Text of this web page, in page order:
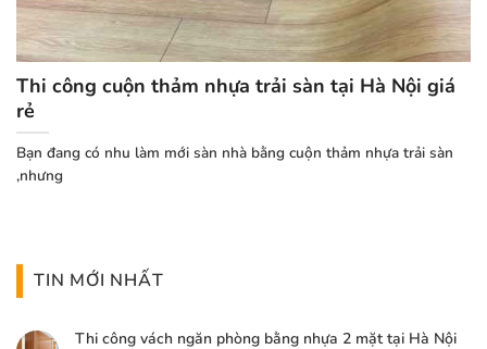
TIN MỚI NHẤT
Thi công vách ngăn phòng bằng nhựa 2 mặt tại Hà Nội
Thi công cuộn thảm nhựa trải sàn tại Hà Nội giá
rẻ
Bạn đang có nhu làm mới sàn nhà bằng cuộn thảm nhựa trải sàn
,nhưng